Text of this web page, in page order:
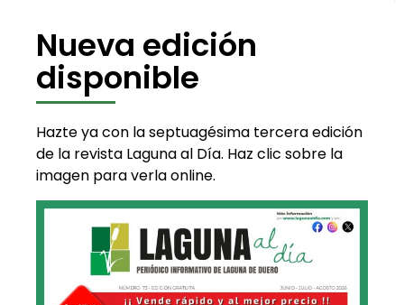
Nueva edición
disponible
Hazte ya con la septuagésima tercera edición
de la revista Laguna al Día. Haz clic sobre la
imagen para verla online.